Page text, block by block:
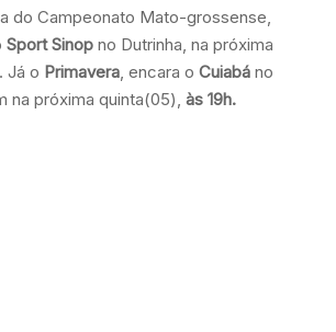
do Campeonato Mato-grossense,
Sport Sinop no Dutrinha, na próxima
. Já o Primavera , encara o Cuiabá no
na próxima quinta(05), às 19h.